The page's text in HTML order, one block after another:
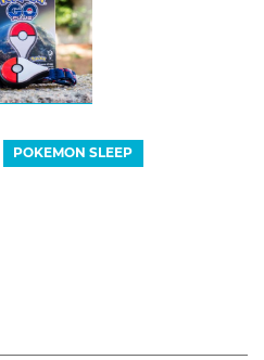
POKEMON SLEEP